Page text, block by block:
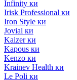
Infinity ки
Irisk Professional ки
Iron Style ки
Jovial ки
Kaizer ки
Kapous ки
Kenzo ки
Krainev Health ки
Le Poli ки